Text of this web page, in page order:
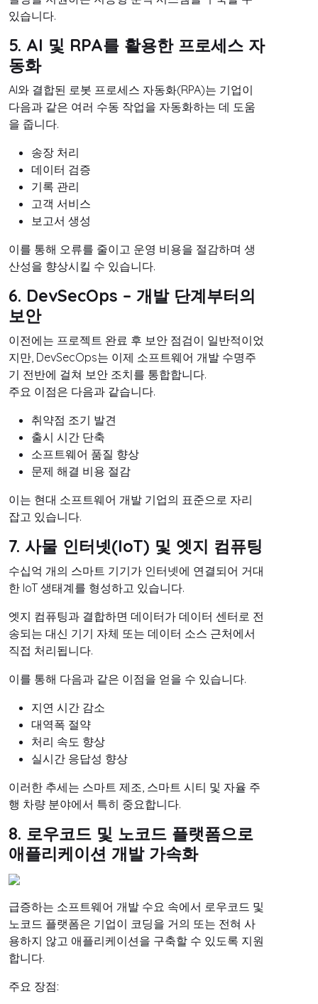
있습니다.
5. AI 및 RPA를 활용한 프로세스 자
동화
AI와 결합된 로봇 프로세스 자동화(RPA)는 기업이
다음과 같은 여러 수동 작업을 자동화하는 데 도움
을 줍니다.
송장 처리
데이터 검증
기록 관리
고객 서비스
보고서 생성
이를 통해 오류를 줄이고 운영 비용을 절감하며 생
산성을 향상시킬 수 있습니다.
6. DevSecOps – 개발 단계부터의
보안
이전에는 프로젝트 완료 후 보안 점검이 일반적이었
지만, DevSecOps는 이제 소프트웨어 개발 수명주
기 전반에 걸쳐 보안 조치를 통합합니다.
주요 이점은 다음과 같습니다.
취약점 조기 발견
출시 시간 단축
소프트웨어 품질 향상
문제 해결 비용 절감
이는 현대 소프트웨어 개발 기업의 표준으로 자리
잡고 있습니다.
7. 사물 인터넷(IoT) 및 엣지 컴퓨팅
수십억 개의 스마트 기기가 인터넷에 연결되어 거대
한 IoT 생태계를 형성하고 있습니다.
엣지 컴퓨팅과 결합하면 데이터가 데이터 센터로 전
송되는 대신 기기 자체 또는 데이터 소스 근처에서
직접 처리됩니다.
이를 통해 다음과 같은 이점을 얻을 수 있습니다.
지연 시간 감소
대역폭 절약
처리 속도 향상
실시간 응답성 향상
이러한 추세는 스마트 제조, 스마트 시티 및 자율 주
행 차량 분야에서 특히 중요합니다.
8. 로우코드 및 노코드 플랫폼으로
애플리케이션 개발 가속화
급증하는 소프트웨어 개발 수요 속에서 로우코드 및
노코드 플랫폼은 기업이 코딩을 거의 또는 전혀 사
용하지 않고 애플리케이션을 구축할 수 있도록 지원
합니다.
주요 장점: